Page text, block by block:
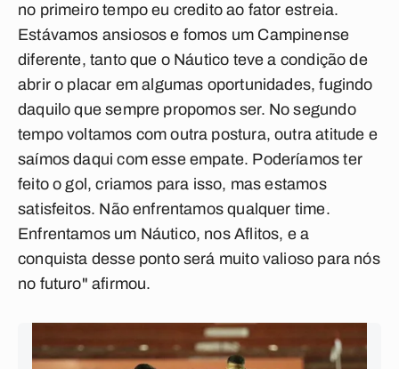
no primeiro tempo eu credito ao fator estreia.
Estávamos ansiosos e fomos um Campinense
diferente, tanto que o Náutico teve a condição de
abrir o placar em algumas oportunidades, fugindo
daquilo que sempre propomos ser. No segundo
tempo voltamos com outra postura, outra atitude e
saímos daqui com esse empate. Poderíamos ter
feito o gol, criamos para isso, mas estamos
satisfeitos. Não enfrentamos qualquer time.
Enfrentamos um Náutico, nos Aflitos, e a
conquista desse ponto será muito valioso para nós
no futuro" afirmou.